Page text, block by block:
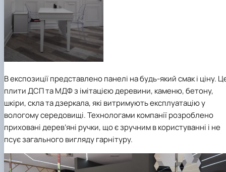
В експозиції представлено панелі на будь-який смак і ціну.
плити ДСП та МДФ з імітацією деревини, каменю, бетону,
шкіри, скла та дзеркала, які витримують експлуатацію у
вологому середовищі. Технологами компанії розроблено
приховані дерев’яні ручки, що є зручним в користуванні і не
псує загального вигляду гарнітуру.